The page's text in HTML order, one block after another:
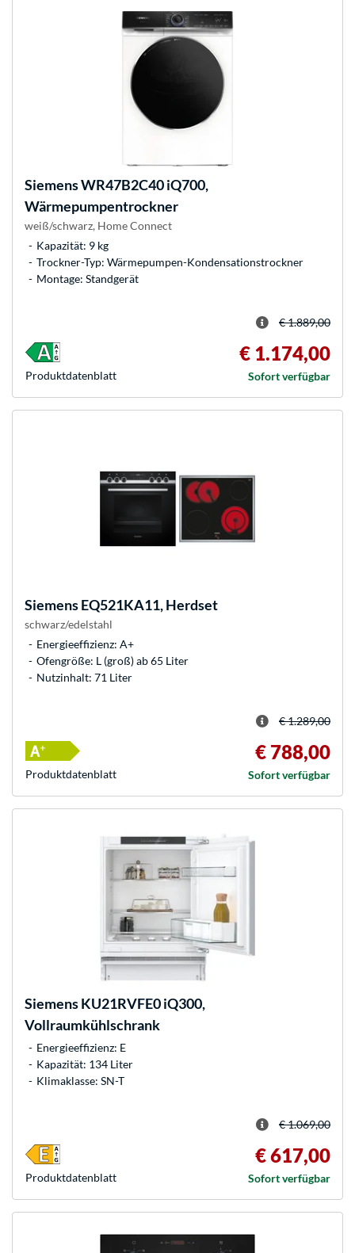
SiemensWR47B2C40 iQ700,
Wärmepumpentrockner
weiß/schwarz, Home Connect
Kapazität: 9 kg
Trockner-Typ: Wärmepumpen-Kondensationstrockner
Montage: Standgerät
€ 1.889,00
€ 1.174,00
Sofort verfügbar
Produkt­datenblatt
SiemensEQ521KA11, Herdset
schwarz/edelstahl
Energieeffizienz: A+
Ofengröße: L (groß) ab 65 Liter
Nutzinhalt: 71 Liter
€ 1.289,00
€ 788,00
Sofort verfügbar
Produkt­datenblatt
SiemensKU21RVFE0 iQ300,
Vollraumkühlschrank
Energieeffizienz: E
Kapazität: 134 Liter
Klimaklasse: SN-T
€ 1.069,00
€ 617,00
Sofort verfügbar
Produkt­datenblatt